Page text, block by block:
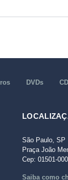
DVDs
São Paulo, SP
Praça João
Cep: 01501-000
Saiba como